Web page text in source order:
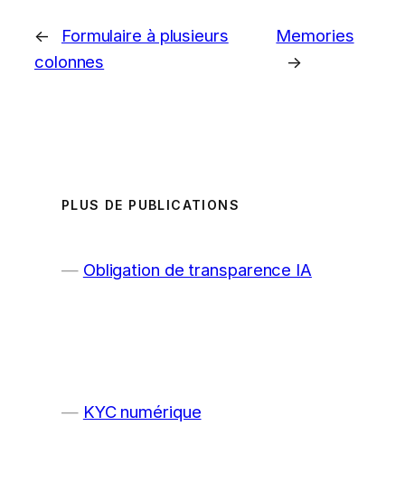
←
Formulaire à plusieurs
colonnes
Memories
→
PLUS DE PUBLICATIONS
Obligation de transparence IA
KYC numérique